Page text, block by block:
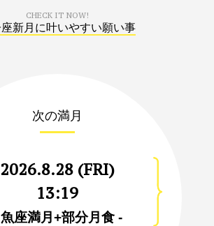
CHECK IT NOW!
新月に叶いやすい願い事
次の満月
2026.8.28 (FRI)
13:19
座満月+部分月食 -